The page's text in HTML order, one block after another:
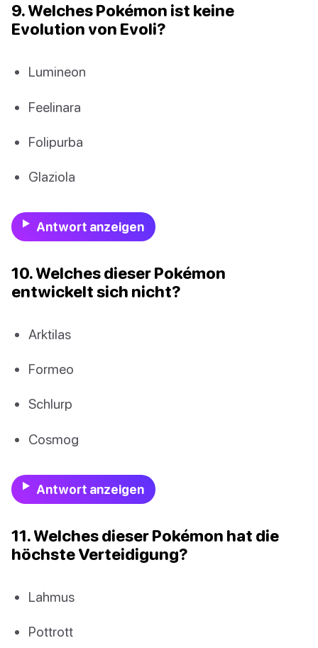
9. Welches Pokémon ist keine
Evolution von Evoli?
Lumineon
Feelinara
Folipurba
Glaziola
Antwort anzeigen
10. Welches dieser Pokémon
entwickelt sich nicht?
Arktilas
Formeo
Schlurp
Cosmog
Antwort anzeigen
11. Welches dieser Pokémon hat die
höchste Verteidigung?
Lahmus
Pottrott